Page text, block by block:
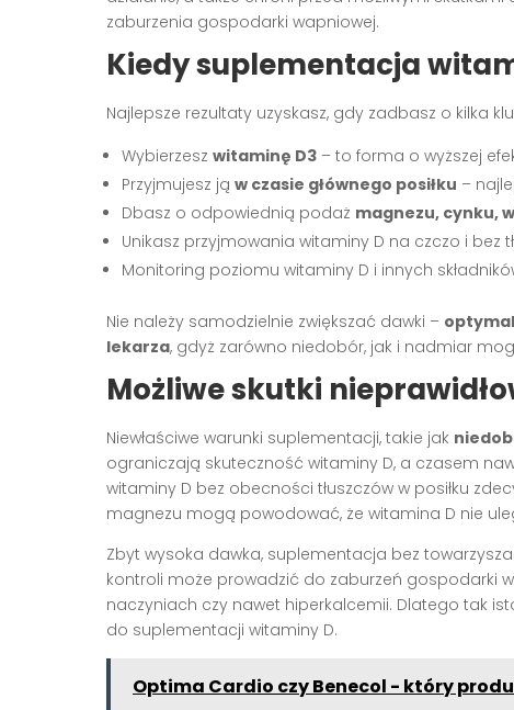
zaburzenia gospodarki wapniowej.
Kiedy suplementacja
Najlepsze rezultaty uzyskasz, gdy zadbasz o kilka
Wybierzesz witaminę D3 – to forma o wyższej
Przyjmujesz ją w czasie głównego posiłku –
Dbasz o odpowiednią podaż magnezu, cynku,
Unikasz przyjmowania witaminy D na czczo i bez
Monitoring poziomu witaminy D i innych
Nie należy samodzielnie zwiększać dawki –
lekarza, gdyż zarówno niedobór, jak i nadmiar
Możliwe skutki
Niewłaściwe warunki suplementacji, takie jak
ograniczają skuteczność witaminy D, a czasem
witaminy D bez obecności tłuszczów w posiłku
magnezu mogą powodować, że witamina D nie
Zbyt wysoka dawka, suplementacja bez
kontroli może prowadzić do zaburzeń gospodarki
naczyniach czy nawet hiperkalcemii. Dlatego tak
do suplementacji witaminy D.
Optima Cardio czy Benecol - który